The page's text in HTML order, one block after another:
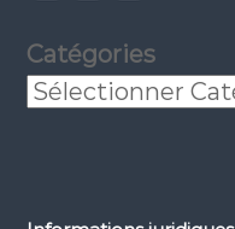
Catégories